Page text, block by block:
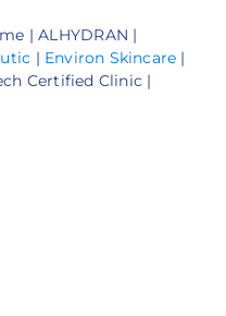
| ALHYDRAN |
| Environ Skincare |
Certified Clinic |